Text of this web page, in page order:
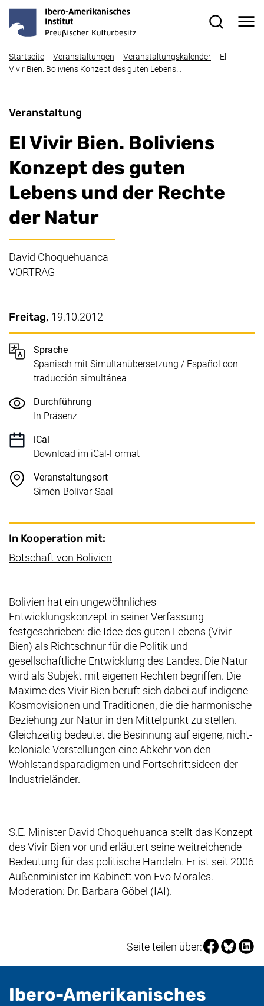
Startseite – Veranstaltungen – Veranstaltungskalender – El
Vivir Bien. Boliviens Konzept des guten Lebens…
Veranstaltung
El Vivir Bien. Boliviens
Konzept des guten
Lebens und der Rechte
der Natur
David Choquehuanca
VORTRAG
Wichtige Details
Datum / Dauer:
Freitag, 19.10.2012
Sprache
Spanisch mit Simultanübersetzung / Español con
traducción simultánea
Durchführung
In Präsenz
iCal
Download im iCal-Format, 1 KB (öffnet neues Fenster)
Veranstaltungsort
Simón-Bolívar-Saal
In Kooperation mit:
Botschaft von Bolivien
Bolivien hat ein ungewöhnliches
Entwicklungskonzept in seiner Verfassung
festgeschrieben: die Idee des guten Lebens (Vivir
Bien) als Richtschnur für die Politik und
gesellschaftliche Entwicklung des Landes. Die Natur
wird als Subjekt mit eigenen Rechten begriffen. Die
Maxime des Vivir Bien beruft sich dabei auf indigene
Kosmovisionen und Traditionen, die die harmonische
Beziehung zur Natur in den Mittelpunkt zu stellen.
Gleichzeitig bedeutet die Besinnung auf eigene, nicht-
koloniale Vorstellungen eine Abkehr von den
Wohlstandsparadigmen und Fortschrittsideen der
Industrieländer.
S.E. Minister David Choquehuanca stellt das Konzept
des Vivir Bien vor und erläutert seine weitreichende
Bedeutung für das politische Handeln. Er ist seit 2006
Außenminister im Kabinett von Evo Morales.
Moderation: Dr. Barbara Göbel (IAI).
Seite teilen über:Seite über
Seite
Ibero-Amerikanisches